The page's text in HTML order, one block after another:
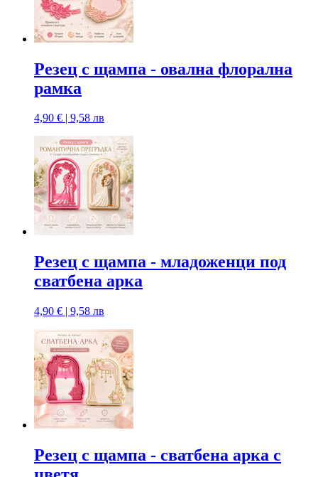
Резец с щампa - овална флорална
рамка
4,90 € | 9,58 лв
Резец с щампa - младоженци под
сватбена арка
4,90 € | 9,58 лв
Резец с щампa - сватбена арка с